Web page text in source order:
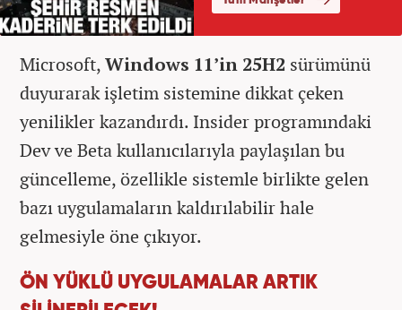
Microsoft,Windows 11’in 25H2 sürümünü
duyurarak işletim sistemine dikkat çeken
yenilikler kazandırdı. Insider programındaki
Dev ve Beta kullanıcılarıyla paylaşılan bu
güncelleme, özellikle sistemle birlikte gelen
bazı uygulamaların kaldırılabilir hale
gelmesiyle öne çıkıyor.
ÖN YÜKLÜ UYGULAMALAR ARTIK